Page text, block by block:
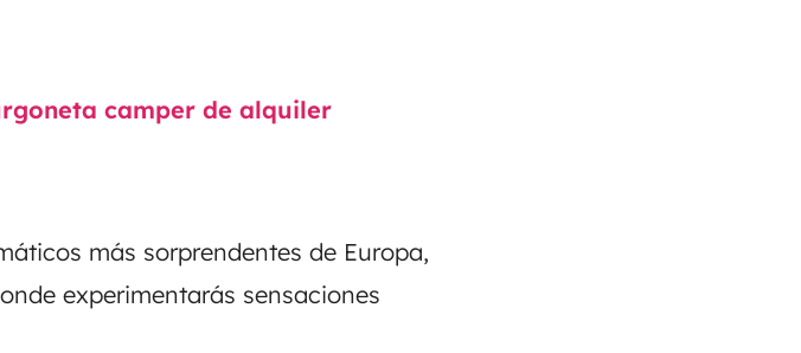
camper de alquiler
más sorprendentes de Europa,
experimentarás sensaciones